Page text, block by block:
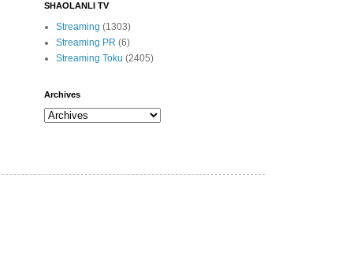
SHAOLANLI TV
Streaming (1303)
Streaming PR (6)
Streaming Toku (2405)
Archives